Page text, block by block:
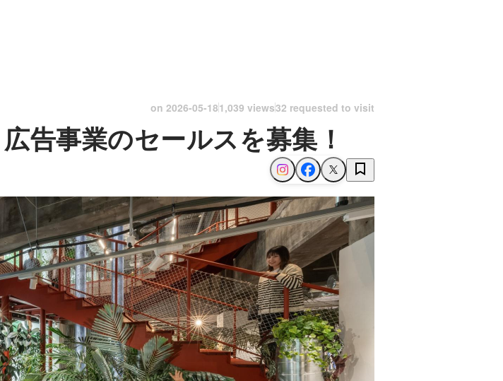
on 2026-05-181,039 views32 requested to visit
告事業のセールスを募集！